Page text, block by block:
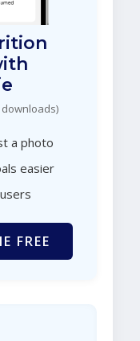
downloads)
a photo
easier
FREE